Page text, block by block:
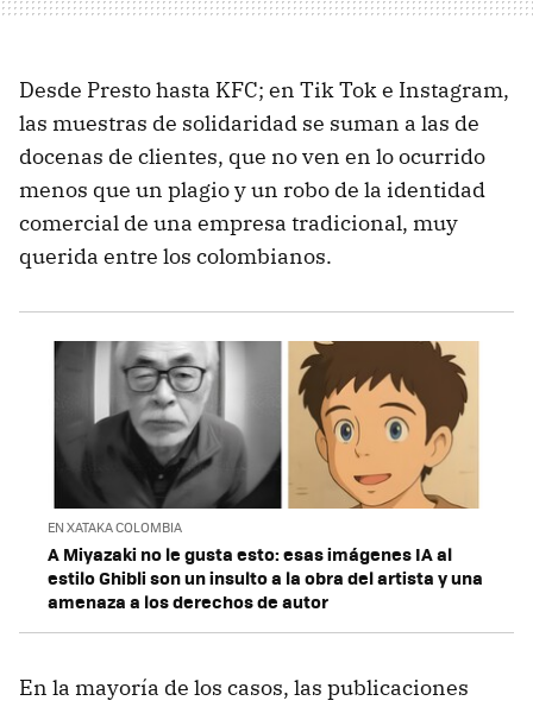
Desde Presto hasta KFC; en Tik Tok e Instagram,
las muestras de solidaridad se suman a las de
docenas de clientes, que no ven en lo ocurrido
menos que un plagio y un robo de la identidad
comercial de una empresa tradicional, muy
querida entre los colombianos.
EN XATAKA COLOMBIA
A Miyazaki no le gusta esto: esas imágenes IA al
estilo Ghibli son un insulto a la obra del artista y una
amenaza a los derechos de autor
En la mayoría de los casos, las publicaciones